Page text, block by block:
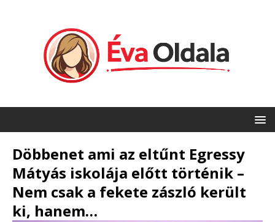
Döbbenet ami az eltűnt Egressy
Mátyás iskolája előtt történik –
Nem csak a fekete zászló került
ki, hanem…